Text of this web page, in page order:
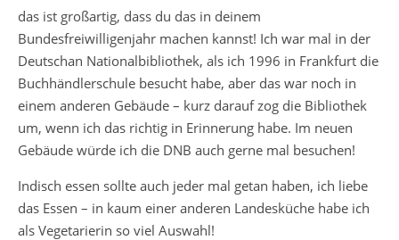
das ist großartig, dass du das in deinem
Bundesfreiwilligenjahr machen kannst! Ich war mal in der
Deutschan Nationalbibliothek, als ich 1996 in Frankfurt die
Buchhändlerschule besucht habe, aber das war noch in
einem anderen Gebäude – kurz darauf zog die Bibliothek
um, wenn ich das richtig in Erinnerung habe. Im neuen
Gebäude würde ich die DNB auch gerne mal besuchen!
Indisch essen sollte auch jeder mal getan haben, ich liebe
das Essen – in kaum einer anderen Landesküche habe ich
als Vegetarierin so viel Auswahl!